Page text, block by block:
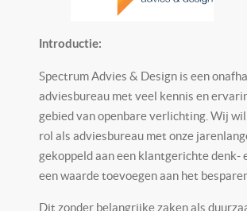
Introductie:
Spectrum Advies & Design is een
adviesbureau met veel kennis en
gebied van openbare verlichting. Wij
rol als adviesbureau met onze
gekoppeld aan een klantgerichte denk-
een waarde toevoegen aan het
Dit zonder belangrijke zaken als